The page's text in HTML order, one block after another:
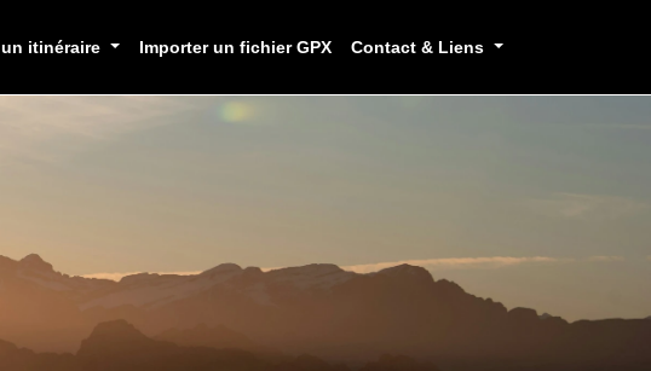
itinéraire Importer un fichier GPX Contact & Liens